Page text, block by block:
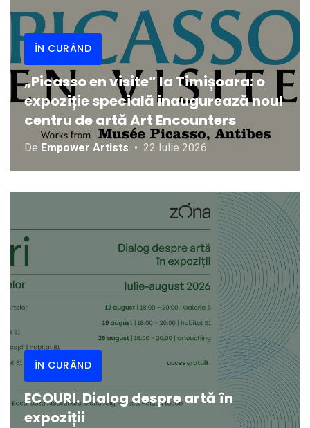
ÎN CURÂND
„Picasso en visite” la Timișoara: o
expoziție specială inaugurează noul
centru de artă Art Encounters
De Empower Artists 22 Iulie 2026
ÎN CURÂND
ECOURI. Dialog despre artă în
expoziții